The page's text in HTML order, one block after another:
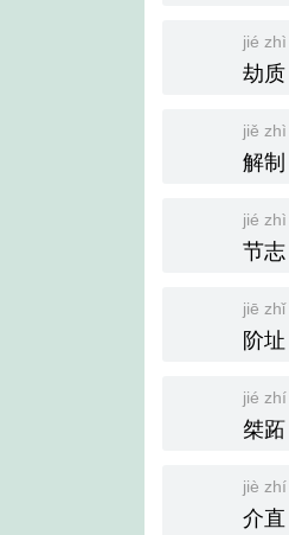
jié zhì
劫质
jiě zhì
解制
jié zhì
节志
jiē zhǐ
阶址
jié zhí
桀跖
jiè zhí
介直